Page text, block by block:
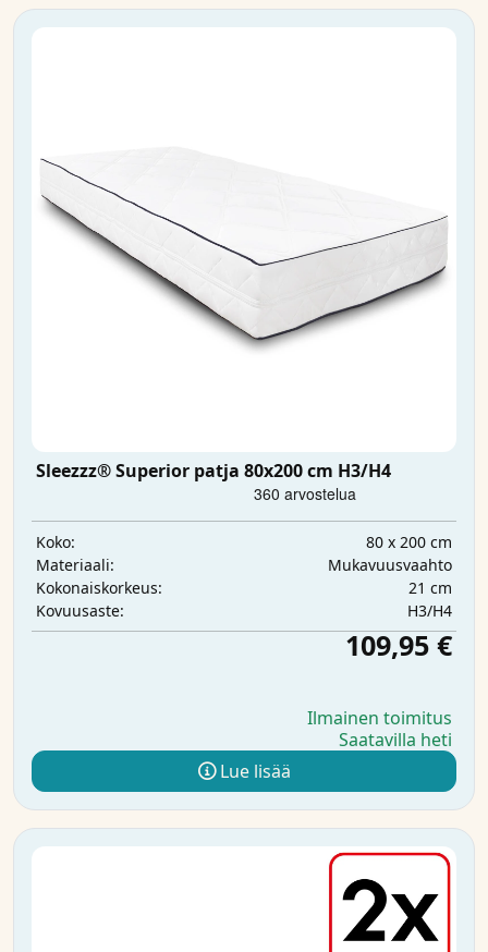
Sleezzz® Superior patja 80x200 cm H3/H4
Koko:
80 x 200 cm
Materiaali:
Mukavuusvaahto
Kokonaiskorkeus:
21 cm
Kovuusaste:
H3/H4
109,95 €
Ilmainen toimitus
Saatavilla heti
Lue lisää